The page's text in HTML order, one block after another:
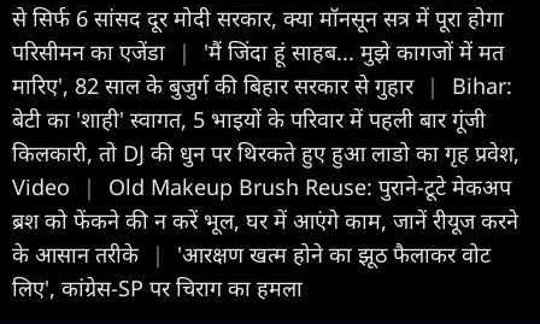
से सिर्फ 6 सांसद दूर मोदी सरकार, क्या मॉनसून सत्र में पूरा होगा
परिसीमन का एजेंडा
|
'मैं जिंदा हूं साहब... मुझे कागजों में मत
मारिए', 82 साल के बुजुर्ग की बिहार सरकार से गुहार |
Bihar:
बेटी का 'शाही' स्वागत, 5 भाइयों के परिवार में पहली बार गूंजी
किलकारी, तो DJ की धुन पर थिरकते हुए हुआ लाडो का गृह प्रवेश,
Video
|
Old Makeup Brush Reuse: पुराने-टूटे मेकअप
ब्रश को फेंकने की न करें भूल, घर में आएंगे काम, जानें रीयूज करने
के आसान तरीके
|
'आरक्षण खत्म होने का झूठ फैलाकर वोट
लिए', कांग्रेस-SP पर चिराग का हमला